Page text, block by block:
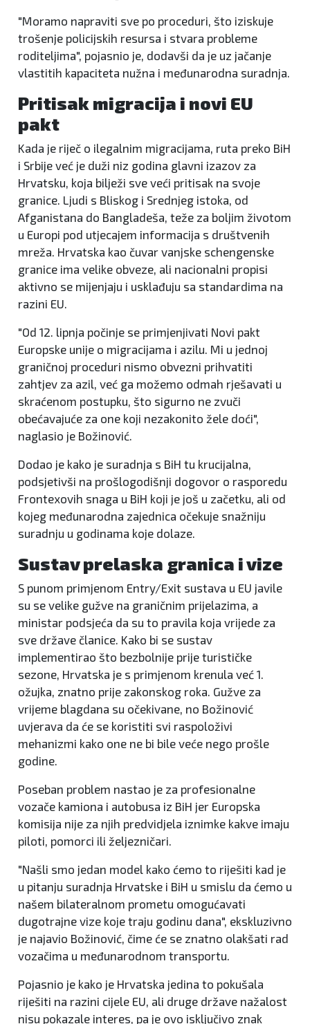
"Moramo napraviti sve po proceduri, što iziskuje
trošenje policijskih resursa i stvara probleme
roditeljima", pojasnio je, dodavši da je uz jačanje
vlastitih kapaciteta nužna i međunarodna suradnja.
Pritisak migracija i novi EU
pakt
Kada je riječ o ilegalnim migracijama, ruta preko BiH
i Srbije već je duži niz godina glavni izazov za
Hrvatsku, koja bilježi sve veći pritisak na svoje
granice. Ljudi s Bliskog i Srednjeg istoka, od
Afganistana do Bangladeša, teže za boljim životom
u Europi pod utjecajem informacija s društvenih
mreža. Hrvatska kao čuvar vanjske schengenske
granice ima velike obveze, ali nacionalni propisi
aktivno se mijenjaju i usklađuju sa standardima na
razini EU.
"Od 12. lipnja počinje se primjenjivati Novi pakt
Europske unije o migracijama i azilu. Mi u jednoj
graničnoj proceduri nismo obvezni prihvatiti
zahtjev za azil, već ga možemo odmah rješavati u
skraćenom postupku, što sigurno ne zvuči
obećavajuće za one koji nezakonito žele doći",
naglasio je Božinović.
Dodao je kako je suradnja s BiH tu krucijalna,
podsjetivši na prošlogodišnji dogovor o rasporedu
Frontexovih snaga u BiH koji je još u začetku, ali od
kojeg međunarodna zajednica očekuje snažniju
suradnju u godinama koje dolaze.
Sustav prelaska granica i vize
S punom primjenom Entry/Exit sustava u EU javile
su se velike gužve na graničnim prijelazima, a
ministar podsjeća da su to pravila koja vrijede za
sve države članice. Kako bi se sustav
implementirao što bezbolnije prije turističke
sezone, Hrvatska je s primjenom krenula već 1.
ožujka, znatno prije zakonskog roka. Gužve za
vrijeme blagdana su očekivane, no Božinović
uvjerava da će se koristiti svi raspoloživi
mehanizmi kako one ne bi bile veće nego prošle
godine.
Poseban problem nastao je za profesionalne
vozače kamiona i autobusa iz BiH jer Europska
komisija nije za njih predvidjela iznimke kakve imaju
piloti, pomorci ili željezničari.
"Našli smo jedan model kako ćemo to riješiti kad je
u pitanju suradnja Hrvatske i BiH u smislu da ćemo u
našem bilateralnom prometu omogućavati
dugotrajne vize koje traju godinu dana", ekskluzivno
je najavio Božinović, čime će se znatno olakšati rad
vozačima u međunarodnom transportu.
Pojasnio je kako je Hrvatska jedina to pokušala
riješiti na razini cijele EU, ali druge države nažalost
nisu pokazale interes, pa je ovo isključivo znak